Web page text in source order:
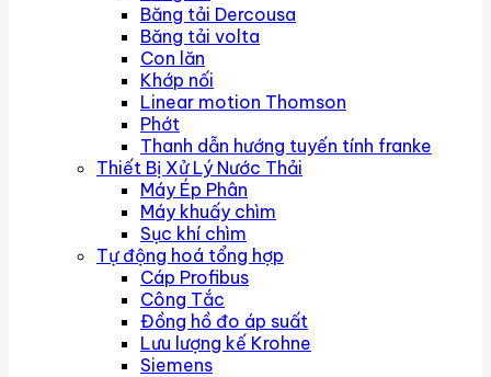
Băng tải Dercousa
Băng tải volta
Con lăn
Khớp nối
Linear motion Thomson
Phớt
Thanh dẫn hướng tuyến tính franke
Thiết Bị Xử Lý Nước Thải
Máy Ép Phân
Máy khuấy chìm
Sục khí chìm
Tự động hoá tổng hợp
Cáp Profibus
Công Tắc
Đồng hồ đo áp suất
Lưu lượng kế Krohne
Siemens